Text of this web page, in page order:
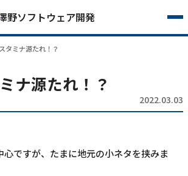
野ソフトウェア開発
タミナ源たれ！？
ナ源たれ！？
2022.03.03
心ですが、たまに地元の小ネタを挟みま